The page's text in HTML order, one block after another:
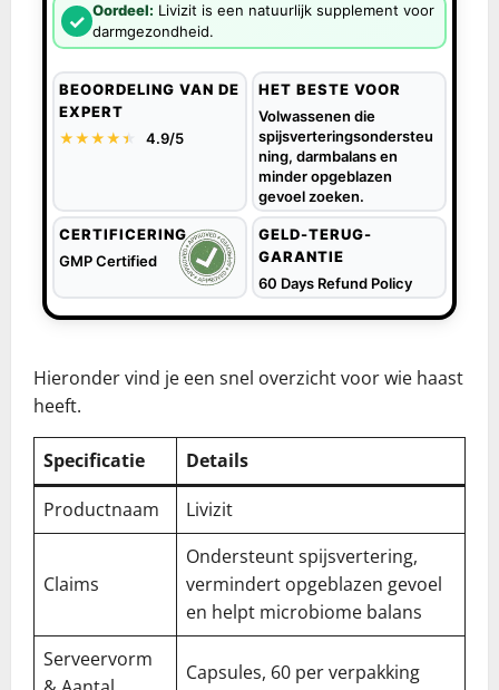
✓ Oordeel: Livizit is een natuurlijk supplement voor
darmgezondheid.
BEOORDELING VAN DE
EXPERT
★★★★★
★ 4.9/5
HET BESTE VOOR
Volwassenen die
spijsverteringsondersteu
ning, darmbalans en
minder opgeblazen
gevoel zoeken.
CERTIFICERING
GMP Certified
GELD-TERUG-
GARANTIE
60 Days Refund Policy
Hieronder vind je een snel overzicht voor wie haast
heeft.
Specificatie
Details
Productnaam
Livizit
Claims
Ondersteunt spijsvertering,
vermindert opgeblazen gevoel
en helpt microbiome balans
Serveervorm
Capsules, 60 per verpakking